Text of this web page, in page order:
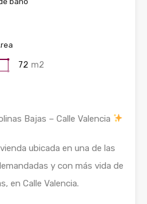
72 m2
Bajas – Calle Valencia
ubicada en una de las
y con más vida de
en Calle Valencia.